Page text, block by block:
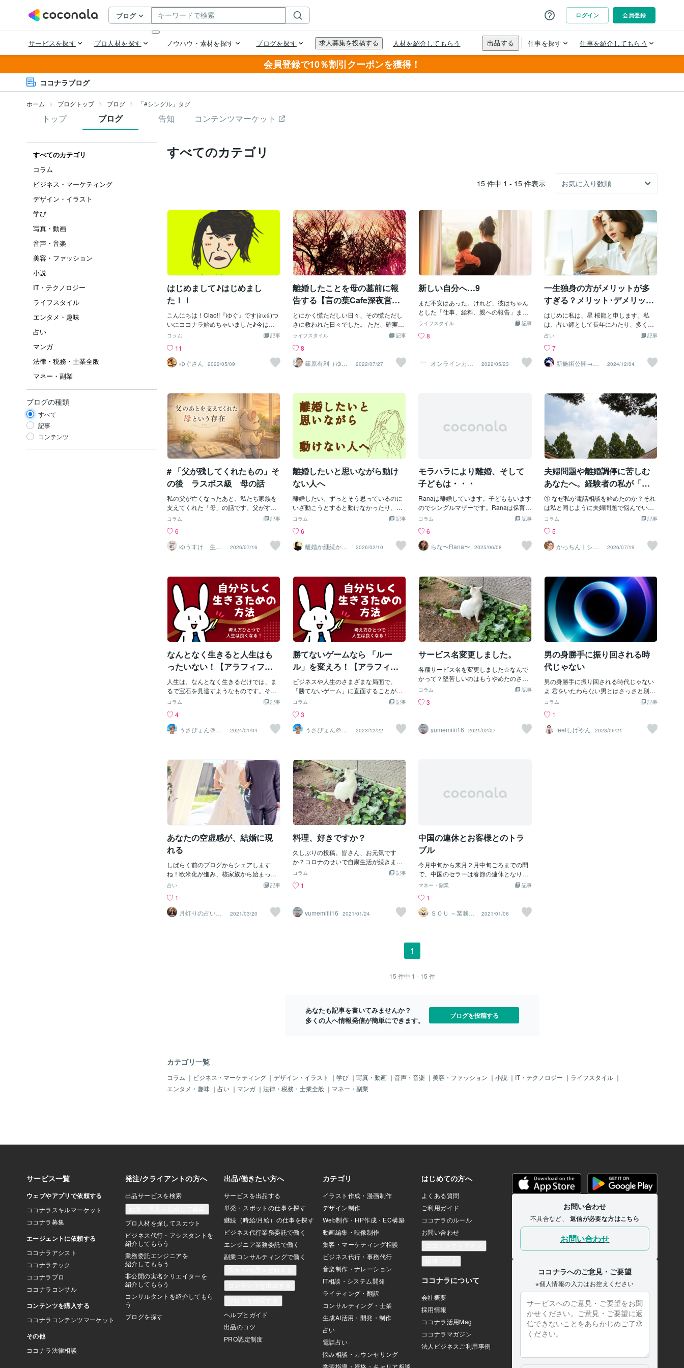
会員登録で10％割引クーポンを獲得！
ココナラブログ
ホーム ブログトップ ブログ 「#シングル」タグ
トップ ブログ 告知 コンテンツマーケット
すべてのカテゴリ
コラム
ビジネス・マーケティング
デザイン・イラスト
学び
写真・動画
音声・音楽
美容・ファッション
小説
IT・テクノロジー
ライフスタイル
エンタメ・趣味
占い
マンガ
法律・税務・士業全般
マネー・副業
ブログの種類
すべて
記事
コンテンツ
すべてのカテゴリ
15 件中 1 - 15 件表示
はじめまして♪はじめまし
た！！
こんにちは！Ciao!!『ゆぐ』です(≧ω≦)つ
いにココナラ始めちゃいました♪今は放
課後等デイサービスで勤務している介護
子とネコチャンと暮らしているシングル
マザーです。この世に生まれ、37年もの
月日が流れています(/・ω・)/もともとお
たくらいに創作が好きです☆そんな私の
人生と言えば・・まぁ人にはそれぞれ事
情があるってもんで、山と谷と壁の多い
ことｗｗそうした中で、自身の子育てや
お仕事で子どもたちと関わるうちに、
「環境」「心理」「成長」ってものすご
く大切！！と肌で感じることが多くなり
ました。ここでは、皆さんのお話を聞い
たり一緒に考えたり、はたまた趣味から
の創作物を放出してみたりと、『私らし
さ』を大いに出していっちゃおうと思っ
ています！！私とお話しするときは、ぜ
ひ皆さんも『自分らしさ』全開で来てく
ださいね♪♪では、初回はこの辺で☆
記事
コラム
11
ゆぐさん
2022/05/09
離婚したことを母の墓前に報
告する【言の葉Cafe深夜営
業】
とにかく慌ただしい日々、その慌ただし
さに救われた日々でした。 ただ、確実に
疲れが酷く、最後の舞台の為に熊本に通
で、何日も車中泊をしていました。 それ
らの日々から抜け出して、ようやく落ち
着いたある日、僕は母の墓参りに行こう
した。 ただ、今思うに「大人」でいるこ
とに少し疲れたのかもしれません。 少し
の間でもいい、気持ちの事だけでいいか
ら「子供」に戻りたかったのかなと、い
まは思います。 子供の視点について考え
ることがあります。 普段、僕は演出家と
して脚本にある「想い」を 演出家コンサ
ルタントとしてクライアントの「想い」
を とても客観的に考える仕事なので、実
はそこに自分の主観的な気持ちが介在す
ることは少ないです（まったく無いわけ
ではありません） 子供でいるという事
は、そうした自分の主観を誰かに分かっ
てもらおうとする世代なのかとも考えま
はなく、成長しているからこそ、視て知
らないといけないことなのではと思いま
す。 ふと、こうして自分のことを語る時
間を得ているのだと思います。 昔よく
「日記をつけろ」と言われた意味がやっ
と分かりました。 今もそうですけど、気
ままにドライブするのが好きです。 時間
に追われることなく、気分のままに運転
する。 その地方のFMを聴きながら、変
わる天気を楽しみながら。 その時の墓参
りもまたそんな時間になりました。 いま
の僕には、楽しみがたくさんあります。
記事
ライフスタイル
8
篠原有利（ゆー
りママ）
2022/07/27
新しい自分へ…9
まだ不安はあった。けれど、彼はちゃん
とした「仕事、給料、親への報告」まで
してくれた。信じよう…。そして、子供
らぬ進展に嬉しくなった。そして、次の
というので子供たちに会わせることにし
た。それで、子供たちが「嫌な顔」をし
は避けたい。そして、迎えた当日…娘に
はなにも話していなかった。どう話せば
りしていると、彼は「そうだよ！もう少
しだからな！お母さんとみんなで暮らせ
るの」と話しかけた。娘は元旦那(実父)
を忘れているのか…思い出したくないの
か…。私にはわからなかったが、彼の膝
の上に座り何か話していた。心配しすぎ
たかな…。そう思った。そして、数回娘
と息子に会わせた。息子は生後まだ１１
か月くらいだったから、なにがなんだか
わからないような雰囲気だったが、娘が
そう思ったら施設から子供たちを退所さ
せる手続きを取らなければならない
が…。そっか…アパートが狭い…。う～
ん…。まず施設のほうに相談をしなけれ
ばならないな…それからどうなるか…そ
れまでどうするか…。それからというも
の、彼は「生活保護を辞退しよう」と言
ってきたけれど、自分だけの収入ではア
パートが維持できないことを伝えたら足
り
記事
ライフスタイル
8
オンラインカウ
ンセリング ヒカ
2022/05/23
一生独身の方がメリットが多
すぎる？メリット･デメリット
や独身の楽しみ方を解説
はじめに私は、星 桜龍と申します。私
は、占い師として長年にわたり、多くの
方々の人生の悩みや迷いに寄り添い、未
た、霊能者としての経験を活かし、見え
ない力とのつながりを通じて、スピリチ
ュアルな視点からの洞察を提供していま
促すための具体的なアドバイスを提供す
ることを目指しています。今回は、「一
生独身のメリットとデメリット、そして
独身の楽しみ方」について、占いとスピ
リチュアルな視点を交えながら、詳しく
解説していきます。独身でいることを選
ぶかどうかは、人生における大きな選択
の一つです。この選択がもたらす影響に
ついて、正しく理解し、自分にとって最
適な生き方を見つけるための参考にして
いただければ幸いです。現代社会におい
て、結婚という選択肢は以前ほど必須で
はなくなり、一生独身でいることを選ぶ
人々が増えてきています。その背景に
重視する価値観の変化があります。しか
し、独身生活にはメリットだけでなく、
デメリットも存在します。スピリチュア
マです。どちらが良い、悪いということ
ではなく、それぞれの生き方が持つエネ
ルギーや影響を理解し、自分にとって最
も適した道を選ぶことが大切です。この
記事では、独身生活のメリットとデメリ
ットを詳しく分析し、その上で独身でい
ることを最大限に楽しむ方法を提案しま
す。一生独身のメリットとは？まず、一
生独身でいることのメリットについて詳
しく見ていきましょう。独身であること
記事
占い
7
新施術公開→≪
相手意識強制変
2024/12/04
# 「父が残してくれたもの」そ
の後 ラスボス級 母の話
私の父が亡くなったあと、私たち家族を
支えてくれた「母」の話です。父がすい
臓がんで亡くなったのは、私が5歳の頃。
ングでした。専業主婦だった母は、突然
シングルマザーになり、男二人を育てる
ことになります。今の私でも「いや、そ
た。お皿に模様を貼る仕事。家中が段ボ
ールだらけ📦📦📦私はというと、そのシ
ールの台紙についていた薄紙を使って、
ドラゴンボールの絵をひたすらなぞって
遊んでいました🐉母はそんな私を優しく
見守ってくれていました。そんな日々を
過ぎて、どんどんと母の仕事は増えてき
ました。昼はスーパー🏪夜は冷凍食品工
場🌙さらに朝はパン屋さん🥐気付けばト
リプルワーク。今思えば…**「母、いつ
寝てたん？」**って本気で思います。私
が中学2年生の頃。さすがに体が悲鳴を上
げ、母は過労で肺炎に。……でも回復し
たら普通に仕事復帰。ゲームだったらHP
校受験の頃の私はというと…勉強も苦
手。しかも体重は100kg手前🐷成長した
のは横方向でした(*´ω｀)制服も体操服も
塾ではなく家庭教師をつけてくれまし
た。これが大正解✨勉強が分かる楽しさ
を教えてもらい、成績はどんどん上がっ
ていきました。結果…第一志望の公立高
校に合格🎉しかも特進クラス。母から
は、「あんた、大丈夫ね？ついていける
と？」と言われました。いやいや（笑）*
*そのために頑張ったんやろうがい👀**高
校卒業後。今度は母が、くも膜下出血で
倒れます。
記事
コラム
6
ゆうすけ 生
活 働き方 住
2026/07/16
離婚したいと思いながら動け
ない人へ
離婚したい。ずっとそう思っているのに
いざ動こうとすると動けなかったり、不
安が押し寄せてきたり、クライアントさ
い。毎日しんどいし、このままじゃ嫌だ
って、頭ではわかってるのに何も決めら
れない自分に自己嫌悪してたり…「私、
さ、最初にこれだけは、はっきり言いた
いんだけど動けないのってあなたがダメ
だからじゃないよ。ほとんどの人が勘違
いしていることなんだけど、「まだ我慢
できる」「勇気さえ出せば決断できる」
「覚悟が決まらない私がダメなんだ」み
たいにそう思っている人が多いかなと思
うんだけどでも実際は、動けない人ほ
ど、ちゃんと考えているんだよね。感情
も、現実も、未来も、全部を一人で抱え
込んでるからどうしたら一番傷が少ない
かをずっと考え続けているんだよね。だ
から簡単に決められないのは当たり前。
そして、よくクライアントさん見てて思
という思い込み！相談でよく聞くんだけ
ど、「お金がないから離婚できない」
「生活できなくなるのが怖い」「子ども
視点を変えてみて…本当に怖いのは、お
金がないことなの？ほとんどの場合がお
金がないから動けないんじゃなくて、一
一一一一一一一一一自分を信じられてい
ないから、お金が怖くてたまらない。一
一一一一一一一一一じゃない？「お金さ
えあれば自由になれる」「貯金がもっと
あれば決断できる」そう思い続けてきた
かもしれないけど本当の自由は、通帳の
な
記事
コラム
6
離婚か継続か。
答えが出ない女
2026/02/10
モラハラにより離婚、そして
子どもは・・・
Ranaは離婚しています。子どももいます
のでシングルマザーです。Ranaは保育士
なので、子どもがおもちゃをひたすら並
やかんしゃくをおこす様子をみていて、
早くから発達障害を疑っていました。夫
はなかなか理解がなく、育てにくい息子
いような暴言も毎日言われていまし
た・・・。そして子どもの顔から表情が
なくなりました。Ranaは一大決心をして
子どもをつれて家を出ました。子どもは
幼稚園の頃診断がつき、自閉症。小さい
頃はこの子を生かすことだけで精一杯で
した。しかし、私が夫から解放され、毎
日笑顔で過ごしている姿を見て、子ども
は笑顔を取り戻し、今でもまだパニック
通級で頑張っています。苦手なこともあ
るけれど、毎日楽しい！と前向きです。
シングルマザーでいることは大変です
が、モラハラを受けていたあの頃よりは
記事
コラム
6
らな〜Rana〜
2025/06/08
夫婦問題や離婚調停に苦しむ
あなたへ。経験者の私が「心
のよりどころ」になります。
① なぜ私が電話相談を始めたのか？それ
は私と同じように夫婦問題で悩んでいる
方の心を少しでも楽にしたい思いからで
に、絶望のどん底にいました。妻の不倫
と家出、そして突然の理不尽な調停申し
立て。当時はパニックになり、圧倒的な
娘）との未来を守る」と決意し、弁護士
なしの「本人調停」で約2年間戦い抜き、
こちらの要望をほぼすべて通すことがで
きました。調停はメンタルを削られる
「耐力勝負」です。孤独の中で自分の正
義を貫くには、絶対に誰かの支えが必要
です。私と同じように夫婦問題で悩んで
いるあなたの為に、「私がその存在にな
る」と決意しました。② あなたの心を守
る「3つの約束」法律の専門家からのアド
バイスも大切ですが、心が折れそうな時
に一番必要なのは「ただただ自分の辛さ
を聴いてくれる存在」です。私も弁護士
への相談を何件かしましたが、とても業
想。探偵に至っては、あらゆる営業話法
を使い、儲けるために必死なイメージで
した。（私も営業なので、営業心理学を
記事
コラム
5
かっちん｜シン
パパの離婚相談
2026/07/19
なんとなく生きると人生はも
ったいない！【アラフィフ心
理カウンセラー「うさぴょ
ん」のココナラ電話相談】
人生は、なんとなく生きるだけでは、ま
るで宝石を見逃すようなものです。その
可能性や喜びが、私たちの手から逃れて
人生」とは、自分の時間や才能を十分に
活かせず、潜在的な可能性を見逃してし
まう状態を指しています。本稿では、こ
いて探っていきましょう。 まず、なんと
なく生きていると、目標や夢が見えにく
くなりがちです。目標がないと、日々の
ルーティンに追われ、ただ生きているだ
けの感覚になりがちです。逆に、自分に
とって意味のある目標を持つことは、毎
日にやりがいと方向を与えます。これ
は、新たなスキルを身につけたり、挑戦
的なプロジェクトに取り組んだりするこ
とで達成されるかもしれません。 また、
他人との繋がりも重要な要素です。なん
となく生きていると、人との深い関係を
築くことがおろそかになりがちです。友
情や家族の愛は、人生において本当に貴
自分自身を知り、成長することができま
す。 もったいない人生を避けるために
は、日常の小さな瞬間にも意識を向ける
記事
コラム
4
うさぴょん＠癒
し系アラフィフ
2024/01/04
勝てないゲームなら 「ルー
ル」を変えろ！【アラフィフ
心理カウンセラー「うさぴょ
ん」のココナラ電話相談】
ビジネスや人生のさまざまな局面で、
「勝てないゲーム」に直面することが増
えてきました。しかし、そのゲームにこ
ル」を変えてみることが、新たな可能性
を切り拓く鍵となるかもしれません。 人
はしばしば、慣れ親しんだルールにとら
場合、ただ単に努力を重ねるだけでは限
界があります。そこで必要なのが、柔軟
性を持ち、従来の常識を打破し、新しい
ルールを導入する勇気です。 例えば、ビ
ジネスにおいて競争が激化している場
合、同じ手法ではなかなか差別化が難し
いことがあります。そんなときこそ、
「ルール」を変えてしまいましょう。製
品やサービスの提供方法、顧客とのコミ
ど、変革を遂げることで新たな市場を開
拓し、競争の波に乗ることができます。
また、人生においても同様の考え方が有
効です。目標に向かって進む中で障害に
なときは、「ルール」を見直し、新たな
アプローチを模索することが重要です。
しなければ成長もありません。柔軟性と
う。最高の結果を求めるなら、過去の成
功体験にこだわらず、新しいルールに挑
記事
コラム
3
うさぴょん＠癒
し系アラフィフ
2023/12/22
サービス名変更しました。
各種サービス名を変更しました☆なんで
かって？堅苦しいのはもうやめたのさ。
いや、ふざけて見えますね。ごめんなさ
すけど、みんなに、「スナックとか開い
ナックねぇ。でも、スナックは行ったこ
とないから開きようがわからないから。
んカフェ「ゆめME」＆喫茶店「ゆめ」開
店させちゃいました～とはいえ、サービ
ていきますね～☺
記事
コラム
3
yumemiiii16 2021/02/07
男の身勝手に振り回される時
代じゃない
男の身勝手に振り回される時代じゃない
よ 君をいたわらない男とはさっさと別れ
た方がいい 日本くらいだよ 専業主婦に甘
なのは 男女平等を唱えながら 陰に隠れる
だけの女って多いんだ そんなずるいっ人
にならないでね そういった意味では君は
記事
コラム
1
feelしげやん
2023/06/21
あなたの空虚感が、結婚に現
れる
しばらく前のブログからシェアします
ね！欧米化が進み、核家族から始まっ
て、個人の権利が、当たり前に主張され
くみ」では、個人の権利がどこにも無い
って、知っていますか？ 個人の権利、個
人の権利と言わなくても、楽しく生きら
るわけでは無いので、村民の民意が得ら
れないから、捻出するのが、難しいんだ
そうです💔 かたや、マンションの修繕な
どでは、水道などの公益的なライフライ
ンがありますが、世帯数が多いところだ
虫や異臭などの被害、不審者の隠れ家？
今回の地震被害なんかがあっても、持ち
主に許可なく行政が撤去できずに、放置
されて、危険だそうで
記事
占い
1
月灯りの占い
師 アロマルナ
2021/03/20
料理、好きですか？
久しぶりの投稿。皆さん、お元気です
か？コロナのせいで自粛生活が続きます
ね。どうしたら防げるか、もういろんな
けど、めげずに、予防に努めましょう。
精神的にもいろんな思いもされると思い
ますが、どうか自分を大切にすることが
してしまっていたので、食費が馬鹿みた
ら、外食をするのが逆に億劫になってし
まったので、あんなに苦手だった料理に
日々挑戦しています。え？料理してなか
理を食べていたこともあり、離婚するこ
ろにはほとんど料理をしなくなっていま
「お母さん、今日のご飯何？」というよ
ら、あらま、おいしい気がする。子供た
ちに出してみたら、なんと即完食。しか
も「足りない」とのこと。なんだ、
記事
コラム
1
yumemiiii16 2021/01/24
中国の連休とお客様とのトラ
ブル
今月中旬から来月２月中旬ごろまでの間
で、中国のセラーは春節の連休となりま
す。在庫を仕入れる場合も、無在庫の場
の連休で終えるセラーもあれば、１５日
以上の連休をとるセラーもいます。在庫
切れとなった場合は在庫補充が遅れて販
時間がかり、お客様から注文を受けた日
発送となってしまう場合もあります。さ
けとなるまでに３ヵ月位かかってしまう
場合があります。私が無在庫で販売して
が停滞してしまいお客様に商品がお届け
されたのが５月上旬になってしまったこ
がとても重要となります。取引が多いセ
ラーに対して、連休はいつからスタート
なのか、何日間の連休なのか、事前に確
認しておきましょう。
記事
マネー・副業
1
ＳＯＵ ～業務相
談 ツール開発～
2021/01/06
1
15 件中 1 - 15 件
あなたも記事を書いてみませんか？
多くの人へ情報発信が簡単にできます。
ブログを投稿する
カテゴリ一覧
コラム ｜ ビジネス・マーケティング ｜ デザイン・イラスト ｜ 学び ｜ 写真・動画 ｜ 音声・音楽 ｜ 美容・ファッション ｜ 小説 ｜ IT・テクノロジー ｜ ライフスタイル ｜
エンタメ・趣味 ｜ 占い ｜ マンガ ｜ 法律・税務・士業全般 ｜ マネー・副業